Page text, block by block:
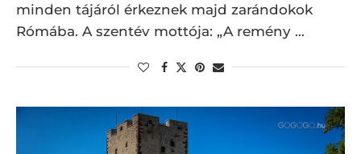
minden tájáról érkeznek majd zarándokok
Rómába. A szentév mottója: „A remény …